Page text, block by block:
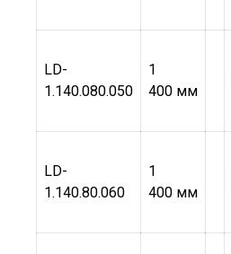
LD-
1.140.080.050
1
400 мм
LD-
1.140.80.060
1
400 мм